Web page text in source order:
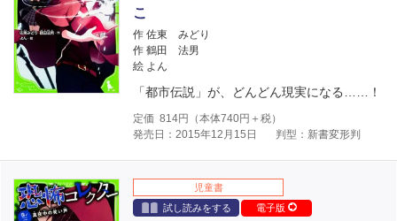
こ
作 佐東 みどり
作 鶴田 法男
絵 よん
「都市伝説」が、どんどん現実になる……！
定価 814円（本体740円＋税）
発売日：2015年12月15日
判型：新書変形判
児童書
試し読みをする
電子版